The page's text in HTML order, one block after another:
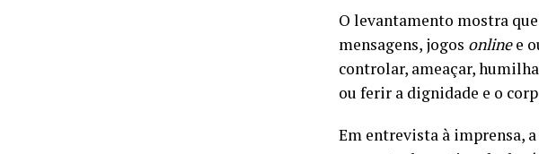
O levantamento mostra
mensagens, jogos onlinee
controlar, ameaçar,
ou ferir a dignidade e o
Em entrevista à imprensa,